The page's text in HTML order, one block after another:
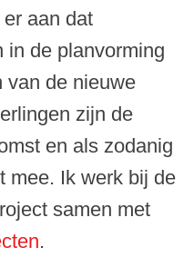
aan dat
in de planvorming
van de nieuwe
zijn de
en als zodanig
mee. Ik werk bij de
samen met
.